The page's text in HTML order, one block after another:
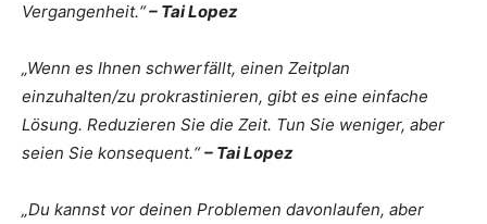
Vergangenheit.“– Tai Lopez
„Wenn es Ihnen schwerfällt, einen Zeitplan
einzuhalten/zu prokrastinieren, gibt es eine einfache
Lösung. Reduzieren Sie die Zeit. Tun Sie weniger, aber
seien Sie konsequent.“– Tai Lopez
„Du kannst vor deinen Problemen davonlaufen, aber